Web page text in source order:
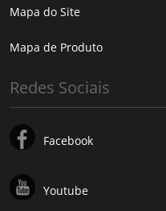
Mapa do Site
Mapa de Produto
Redes Sociais
Facebook
Youtube